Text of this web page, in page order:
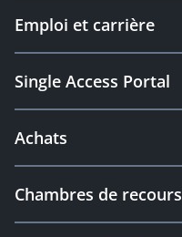
Emploi et carrière
Single Access Portal
Achats
Chambres de recours